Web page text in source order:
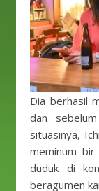
Dia berhasil
dan
situasinya,
meminum bir
duduk di
beragumen